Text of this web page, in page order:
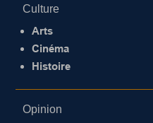
Culture
Arts
Cinéma
Histoire
Opinion